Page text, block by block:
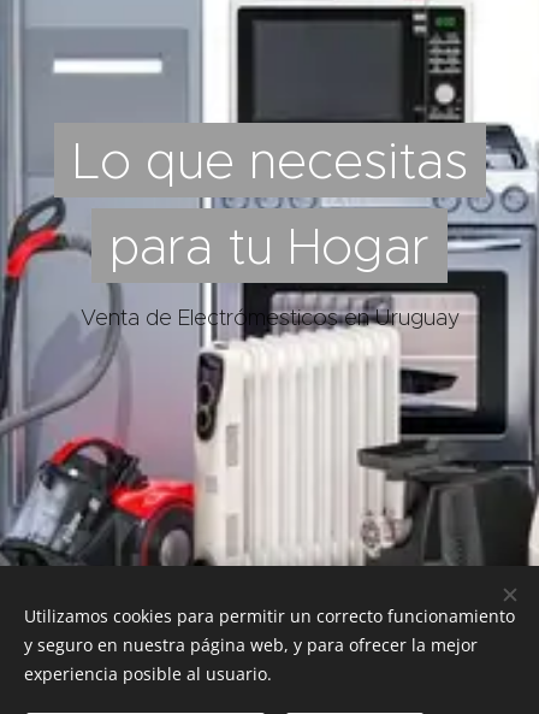
Lo que necesitas
para tu Hogar
Venta de Electrómesticos en Uruguay
Utilizamos cookies para permitir un correcto funcionamiento
y seguro en nuestra página web, y para ofrecer la mejor
experiencia posible al usuario.